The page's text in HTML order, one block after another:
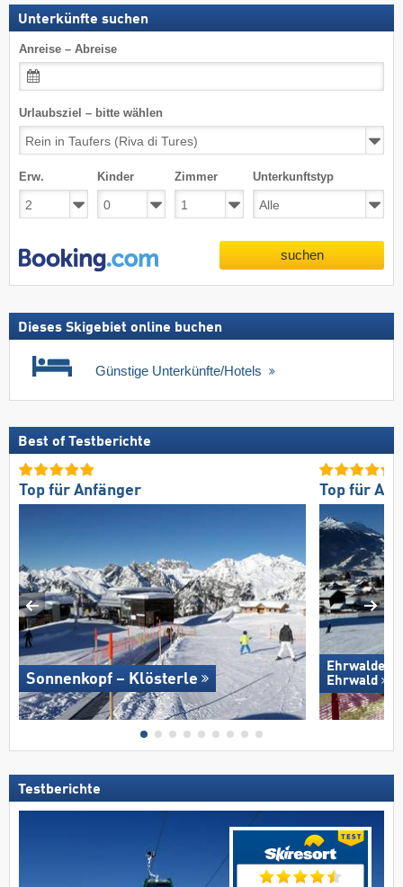
Unterkünfte suchen
Anreise – Abreise
Urlaubsziel – bitte wählen
Erw. Kinder Zimmer Unterkunftstyp
suchen
Dieses Skigebiet online buchen
Günstige Unterkünfte/Hotels
Best of Testberichte
Top für Anfänger
Sonnenkopf – Klösterle
Top für
Ehrwalder
Ehrwald
Testberichte